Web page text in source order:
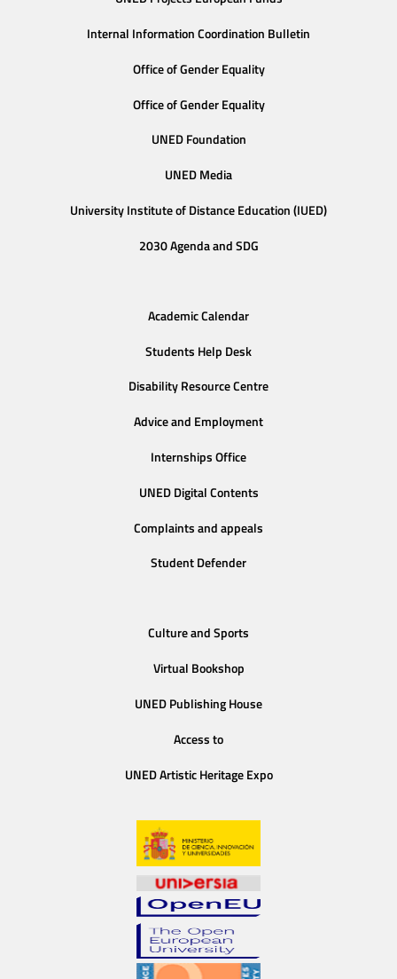
Internal Information Coordination Bulletin
Office of Gender Equality
Office of Gender Equality
UNED Foundation
UNED Media
University Institute of Distance Education (IUED)
2030 Agenda and SDG
Academic Calendar
Students Help Desk
Disability Resource Centre
Advice and Employment
Internships Office
UNED Digital Contents
Complaints and appeals
Student Defender
Culture and Sports
Virtual Bookshop
UNED Publishing House
Access to
UNED Artistic Heritage Expo